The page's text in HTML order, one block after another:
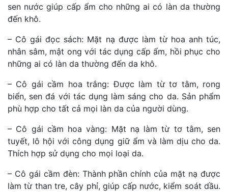
sen nước giúp cấp ẩm cho những ai có làn da thường
đến khô.
– Cô gái đọc sách: Mặt nạ được làm từ hoa anh túc,
nhân sâm, mật ong với tác dụng cấp ẩm, hồi phục cho
những ai có làn da thường đến da khô.
– Cô gái cầm hoa trắng: Được làm từ tơ tằm, rong
biển, sen đá với tác dụng làm sáng cho da. Sản phẩm
phù hợp cho tất cả mọi làn da của người dùng.
– Cô gái cầm hoa vàng: Mặt nạ làm từ tơ tằm, sen
tuyết, lô hội với công dụng giữ ẩm và làm dịu cho da.
Thích hợp sử dụng cho mọi loại da.
– Cô gái cầm đèn: Thành phần chính của mặt nạ được
làm từ than tre, cây phỉ, giúp cấp nước, kiểm soát dầu.